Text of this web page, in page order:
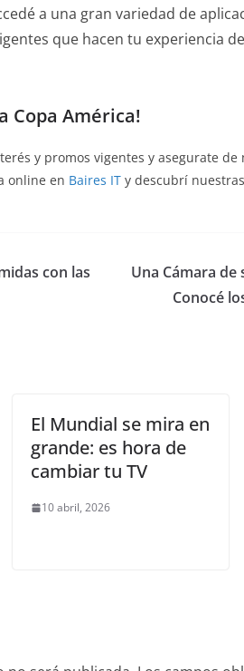
a una gran variedad de
que hacen tu experiencia
Copa América!
y promos vigentes y asegurate
online en Baires IT y descubrí
con las
Una Cámara
Conocé
El Mundial se mira en
grande: es hora de
cambiar tu TV
10 abril, 2026